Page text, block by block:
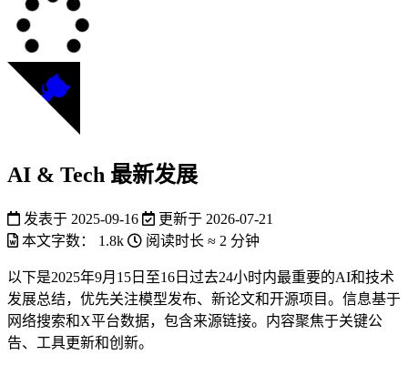
AI & Tech 最新发展
发表于 2025-09-16 更新于 2026-07-21
本文字数：
1.8k 阅读时长 ≈ 2 分钟
以下是2025年9月15日至16日过去24小时内最重要的AI和技术
发展总结，优先关注模型发布、新论文和开源项目。信息基于
网络搜索和X平台数据，包含来源链接。内容聚焦于关键公
告、工具更新和创新。